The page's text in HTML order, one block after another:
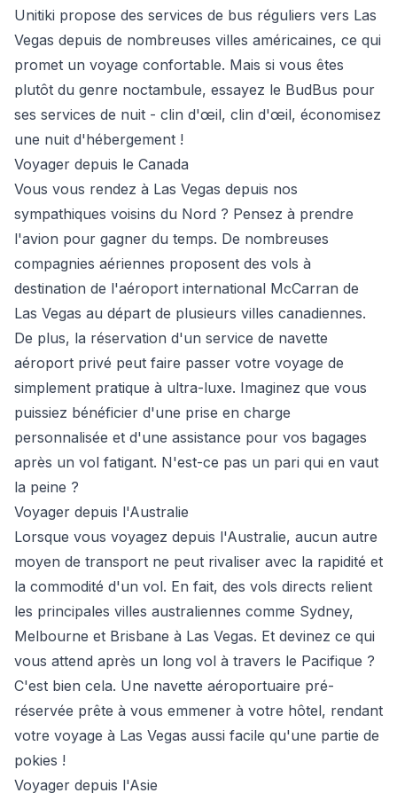
Unitiki propose des services de bus réguliers vers Las
Vegas depuis de nombreuses villes américaines, ce qui
promet un voyage confortable. Mais si vous êtes
plutôt du genre noctambule, essayez le BudBus pour
ses services de nuit - clin d'œil, clin d'œil, économisez
une nuit d'hébergement !
Voyager depuis le Canada
Vous vous rendez à Las Vegas depuis nos
sympathiques voisins du Nord ? Pensez à prendre
l'avion pour gagner du temps. De nombreuses
compagnies aériennes proposent des vols à
destination de l'aéroport international McCarran de
Las Vegas au départ de plusieurs villes canadiennes.
De plus, la réservation d'un service de navette
aéroport privé peut faire passer votre voyage de
simplement pratique à ultra-luxe. Imaginez que vous
puissiez bénéficier d'une prise en charge
personnalisée et d'une assistance pour vos bagages
après un vol fatigant. N'est-ce pas un pari qui en vaut
la peine ?
Voyager depuis l'Australie
Lorsque vous voyagez depuis l'Australie, aucun autre
moyen de transport ne peut rivaliser avec la rapidité et
la commodité d'un vol. En fait, des vols directs relient
les principales villes australiennes comme Sydney,
Melbourne et Brisbane à Las Vegas. Et devinez ce qui
vous attend après un long vol à travers le Pacifique ?
C'est bien cela. Une navette aéroportuaire pré-
réservée prête à vous emmener à votre hôtel, rendant
votre voyage à Las Vegas aussi facile qu'une partie de
pokies !
Voyager depuis l'Asie